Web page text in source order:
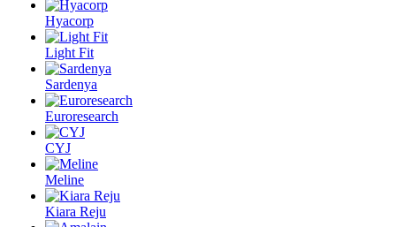
Hyacorp
Light Fit
Sardenya
Euroresearch
CYJ
Meline
Kiara Reju